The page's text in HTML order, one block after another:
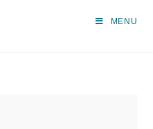
MENU